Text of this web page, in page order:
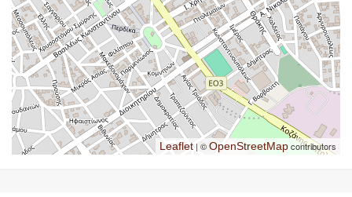
Leaflet | ©OpenStreetMapcontributors